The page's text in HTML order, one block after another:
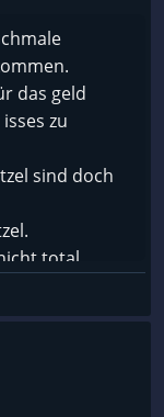
das geld
zu
sind doch
total
grusel musik,
was mir sehr
für